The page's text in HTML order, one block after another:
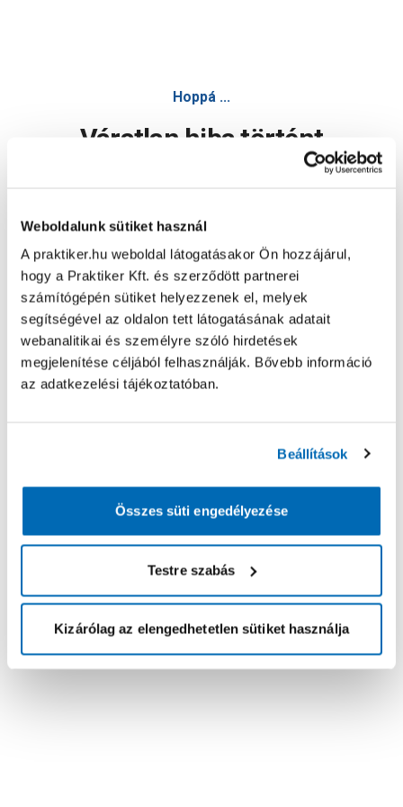
Weboldalunk sütiket használ
A praktiker.hu weboldal látogatásakor Ön hozzájárul,
hogy a Praktiker Kft. és szerződött partnerei
számítógépén sütiket helyezzenek el, melyek
segítségével az oldalon tett látogatásának adatait
webanalitikai és személyre szóló hirdetések
megjelenítése céljából felhasználják. Bővebb információ
az adatkezelési tájékoztatóban.
Beállítások
Összes süti engedélyezése
Testre szabás
Kizárólag az elengedhetetlen sütiket használja
Hoppá ...
Váratlan hiba történt
Oldal újratöltése